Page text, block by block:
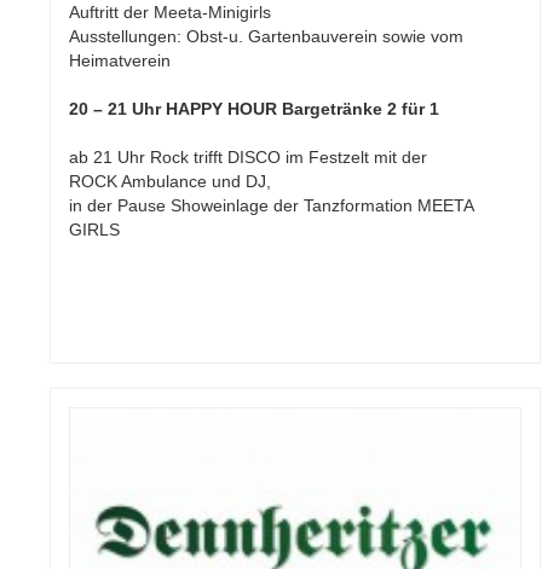
Auftritt der Meeta-Minigirls
Ausstellungen: Obst-u. Gartenbauverein sowie vom
Heimatverein
20 – 21 Uhr HAPPY HOUR Bargetränke 2 für 1
ab 21 Uhr Rock trifft DISCO im Festzelt mit der
ROCK Ambulance und DJ,
in der Pause Showeinlage der Tanzformation MEETA
GIRLS